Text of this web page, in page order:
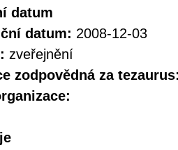
datum
datum: 2008-12-03
zveřejnění
zodpovědná za